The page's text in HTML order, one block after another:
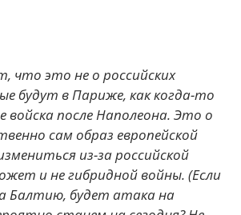
что это не о российских
будут в Париже, как когда-то
войска после Наполеона. Это о
сам образ европейской
из-за российской
и не гибридной войны. (Если
Балтию, будет атака на